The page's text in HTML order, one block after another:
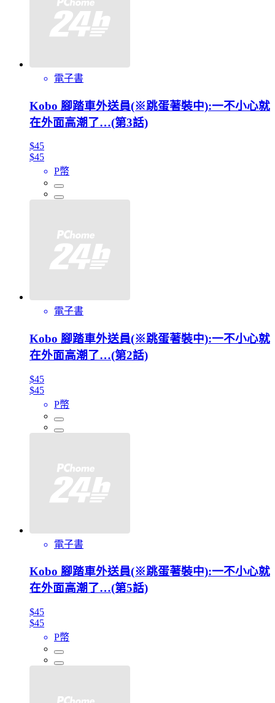
電子書
Kobo 腳踏車外送員(※跳蛋著裝中):一不小心就
在外面高潮了…(第3話)
$45
$45
P幣
電子書
Kobo 腳踏車外送員(※跳蛋著裝中):一不小心就
在外面高潮了…(第2話)
$45
$45
P幣
電子書
Kobo 腳踏車外送員(※跳蛋著裝中):一不小心就
在外面高潮了…(第5話)
$45
$45
P幣